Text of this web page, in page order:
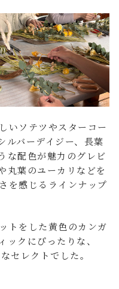
いソテツやスターコー
ルバーデイジー、長葉
な配色が魅力のグレビ
丸葉のユーカリなどを
を感じるラインナップ
トをした黄色のカンガ
ックにぴったりな、
セレクトでした。